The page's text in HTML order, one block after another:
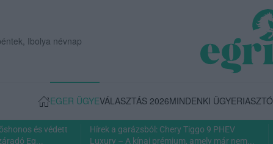
Ibolya névnap
EGER ÜGYEVÁLASZTÁS 2026MINDENKI ÜGYERIASZTÓ
és védett
Eg...
Hírek a garázsból: Chery Tiggo 9 PHEV
Luxury – A kínai prémium, amely már nem...